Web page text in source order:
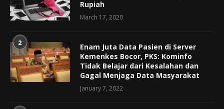
Rupiah
March 17, 2020
2
Enam Juta Data Pasien di Server
Kemenkes Bocor, PKS: Kominfo
Tidak Belajar dari Kesalahan dan
Gagal Menjaga Data Masyarakat
January 7, 2022